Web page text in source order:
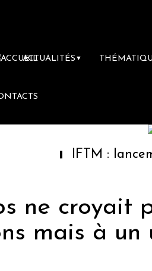
ACTUALITÉS ▼
IFTM : lancement
ne croyait
mais à un